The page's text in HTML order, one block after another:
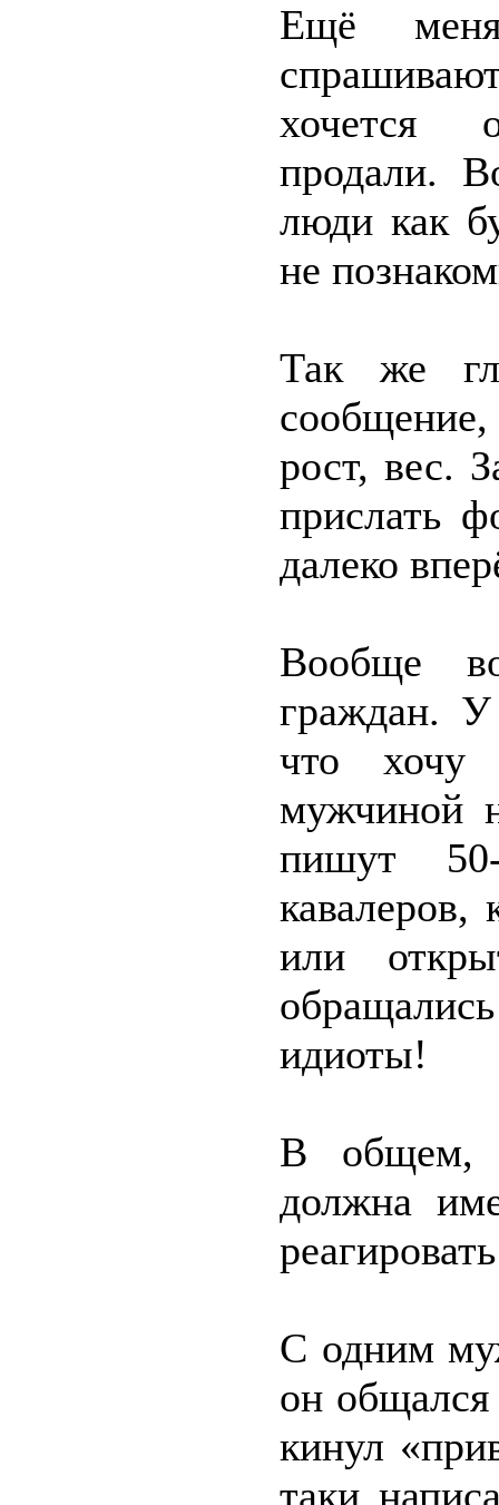
Ещё меня
хочется
продали.
люди как
не
Так же
рост, вес.
прислать
далеко
Вообще
граждан. У
что хочу
мужчиной
пишут
кавалеров,
или
идиоты!
В общем,
должна
С одним
он общался
кинул
таки